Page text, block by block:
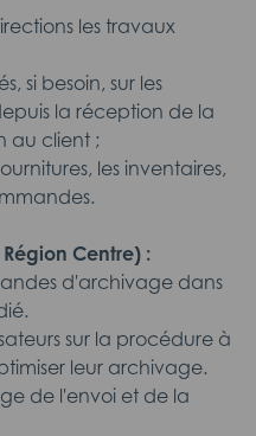
les travaux
si besoin, sur les
la réception de la
au client ;
les inventaires,
Centre) :
d'archivage dans
sur la procédure à
leur archivage.
de l'envoi et de la